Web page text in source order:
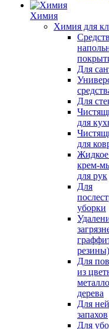
Химия
Химия для
Для
Для
для
для
крем-
для рук
Для
уборки
резины)
Для
из
дерева
Для
запахов
Для